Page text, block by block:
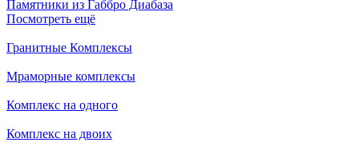
Памятники из Габбро Диабаза
Посмотреть ещё
Гранитные Комплексы
Мраморные комплексы
Комплекс на одного
Комплекс на двоих